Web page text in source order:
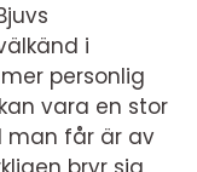
i
personlig
vara en stor
får är av